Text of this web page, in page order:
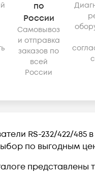
по
России
Самовывоз
и отправка
заказов по
всей
России
RS-232/422/485
по выгодным
представлены